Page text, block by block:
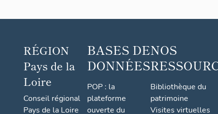
Gennes
RÉGION
Pays de la
Loire
Conseil régional
Pays de la Loire
BASES DE
DONNÉES
POP : la
plateforme
ouverte du
NOS
Bibliothèque du
patrimoine
Visites virtuelles